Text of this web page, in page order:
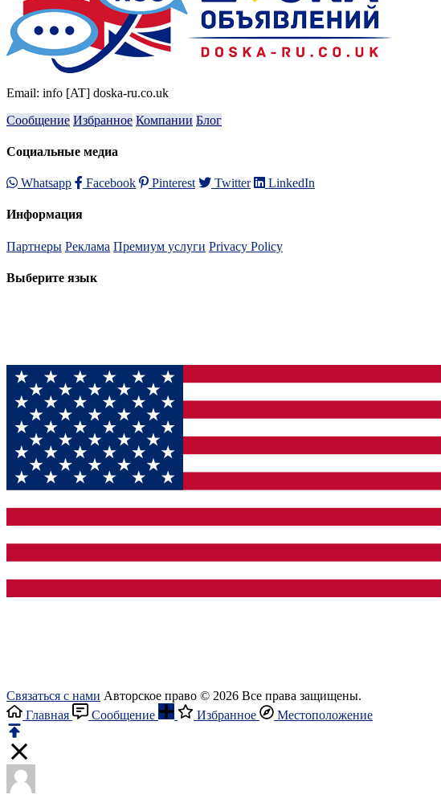
Email: info [AT] doska-ru.co.uk
Сообщение Избранное Компании Блог
Социальные медиа
Whatsapp Facebook Pinterest Twitter LinkedIn
Информация
Партнеры Реклама Премиум услуги Privacy Policy
Выберите язык
Связаться с нами Авторское право © 2026 Все права защищены.
Главная
Сообщение Избранное Местоположение